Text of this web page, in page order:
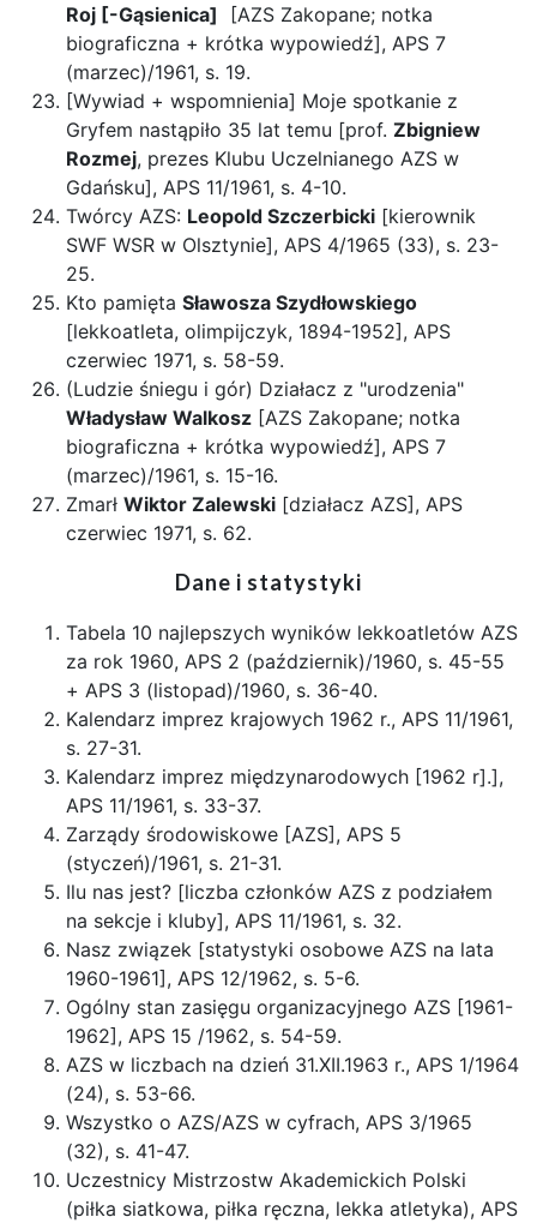
Roj [-Gąsienica] [AZS Zakopane; notka
biograficzna + krótka wypowiedź], APS 7
(marzec)/1961, s. 19.
[Wywiad + wspomnienia] Moje spotkanie z
Gryfem nastąpiło 35 lat temu [prof. Zbigniew
Rozmej, prezes Klubu Uczelnianego AZS w
Gdańsku], APS 11/1961, s. 4-10.
Twórcy AZS: Leopold Szczerbicki [kierownik
SWF WSR w Olsztynie], APS 4/1965 (33), s. 23-
25.
Kto pamięta Sławosza Szydłowskiego
[lekkoatleta, olimpijczyk, 1894-1952], APS
czerwiec 1971, s. 58-59.
(Ludzie śniegu i gór) Działacz z "urodzenia"
Władysław Walkosz [AZS Zakopane; notka
biograficzna + krótka wypowiedź], APS 7
(marzec)/1961, s. 15-16.
Zmarł Wiktor Zalewski [działacz AZS], APS
czerwiec 1971, s. 62.
Dane i statystyki
Tabela 10 najlepszych wyników lekkoatletów AZS
za rok 1960, APS 2 (październik)/1960, s. 45-55
+ APS 3 (listopad)/1960, s. 36-40.
Kalendarz imprez krajowych 1962 r., APS 11/1961,
s. 27-31.
Kalendarz imprez międzynarodowych [1962 r].],
APS 11/1961, s. 33-37.
Zarządy środowiskowe [AZS], APS 5
(styczeń)/1961, s. 21-31.
Ilu nas jest? [liczba członków AZS z podziałem
na sekcje i kluby], APS 11/1961, s. 32.
Nasz związek [statystyki osobowe AZS na lata
1960-1961], APS 12/1962, s. 5-6.
Ogólny stan zasięgu organizacyjnego AZS [1961-
1962], APS 15 /1962, s. 54-59.
AZS w liczbach na dzień 31.XII.1963 r., APS 1/1964
(24), s. 53-66.
Wszystko o AZS/AZS w cyfrach, APS 3/1965
(32), s. 41-47.
Uczestnicy Mistrzostw Akademickich Polski
(piłka siatkowa, piłka ręczna, lekka atletyka), APS